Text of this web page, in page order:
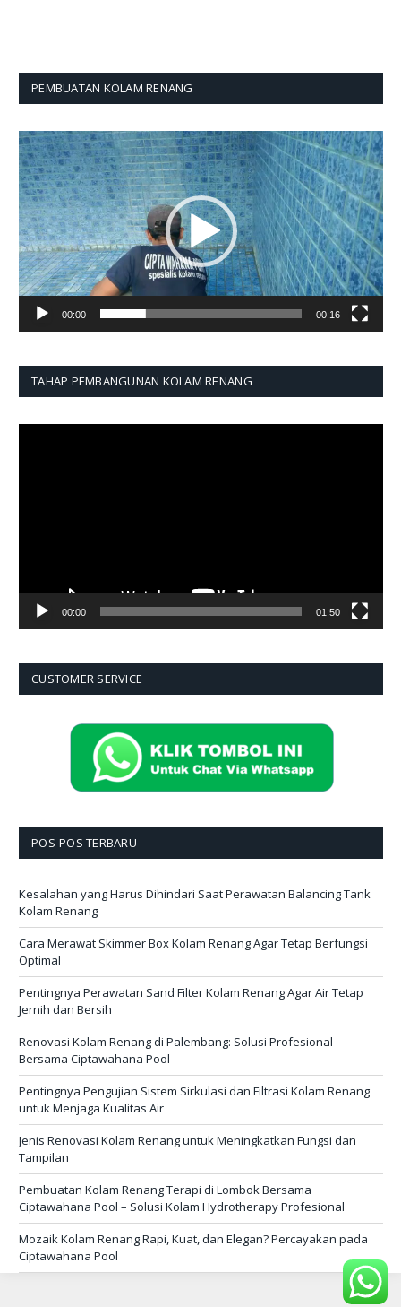
PEMBUATAN KOLAM RENANG
Pemutar
Video
00:00 00:16
TAHAP PEMBANGUNAN KOLAM RENANG
00:00 01:50
CUSTOMER SERVICE
POS-POS TERBARU
Kesalahan yang Harus Dihindari Saat Perawatan Balancing Tank
Kolam Renang
Cara Merawat Skimmer Box Kolam Renang Agar Tetap Berfungsi
Optimal
Pentingnya Perawatan Sand Filter Kolam Renang Agar Air Tetap
Jernih dan Bersih
Renovasi Kolam Renang di Palembang: Solusi Profesional
Bersama Ciptawahana Pool
Pentingnya Pengujian Sistem Sirkulasi dan Filtrasi Kolam Renang
untuk Menjaga Kualitas Air
Jenis Renovasi Kolam Renang untuk Meningkatkan Fungsi dan
Tampilan
Pembuatan Kolam Renang Terapi di Lombok Bersama
Ciptawahana Pool – Solusi Kolam Hydrotherapy Profesional
Mozaik Kolam Renang Rapi, Kuat, dan Elegan? Percayakan pada
Ciptawahana Pool